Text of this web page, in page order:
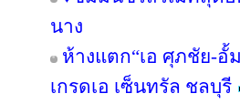
นาง
ห้างแตก“เอ ศุภชัย-อั้
เกรดเอ เซ็นทรัล ชลบุรี